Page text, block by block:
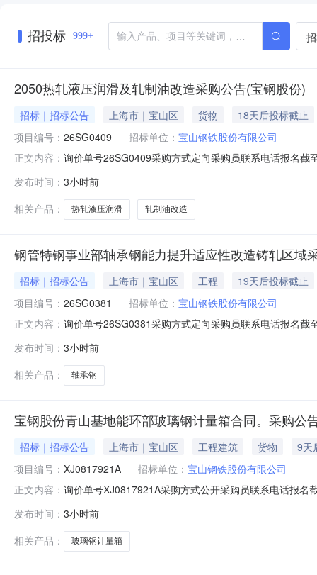
招投标 999+
2050热轧液压润滑及轧制油改造采购公告(宝钢股份)
招标｜招标公告 上海市｜宝山区 货物
18天后投标截止
项目编号： 26SG0409 招标单位： 宝山钢铁股份有限公司
正文内容： 询价单号26SG0409采购方式定向采购员联系电话报名
支撑辊平衡液压阀台；改造2#和3#卷取机共6套助卷辊
发布时间： 3小时前
相关产品：
热轧液压润滑 轧制油改造
钢管特钢事业部轴承钢能力提升适应性改造铸轧区域
招标｜招标公告 上海市｜宝山区 工程
19天后投标截止
项目编号： 26SG0381 招标单位： 宝山钢铁股份有限公司
正文内容： 询价单号26SG0381采购方式定向采购员联系电话报名
款：钢管特钢事业部轴承钢能力提升适应性改造项目铸
发布时间： 3小时前
相关产品：
轴承钢
宝钢股份青山基地能环部玻璃钢计量箱合同。采购公
招标｜招标公告 上海市｜宝山区 工程建筑 货物
9天
项目编号： XJ0817921A 招标单位： 宝山钢铁股份有限公司
正文内容： 询价单号XJ0817921A采购方式公开采购员联系电话报
理;原始制造厂:无;部件号:无;2.0piece2026-10-
发布时间： 3小时前
相关产品：
玻璃钢计量箱